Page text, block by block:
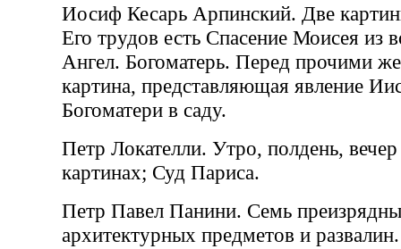
Иосиф Кесарь Арпинский. Две
Его трудов есть Спасение Моисея из
Ангел. Богоматерь. Перед прочими же
картина, представляющая явление
Богоматери в саду.
Петр Локателли. Утро, полдень,
картинах; Суд Париса.
Петр Павел Панини. Семь
архитектурных предметов и развалин.